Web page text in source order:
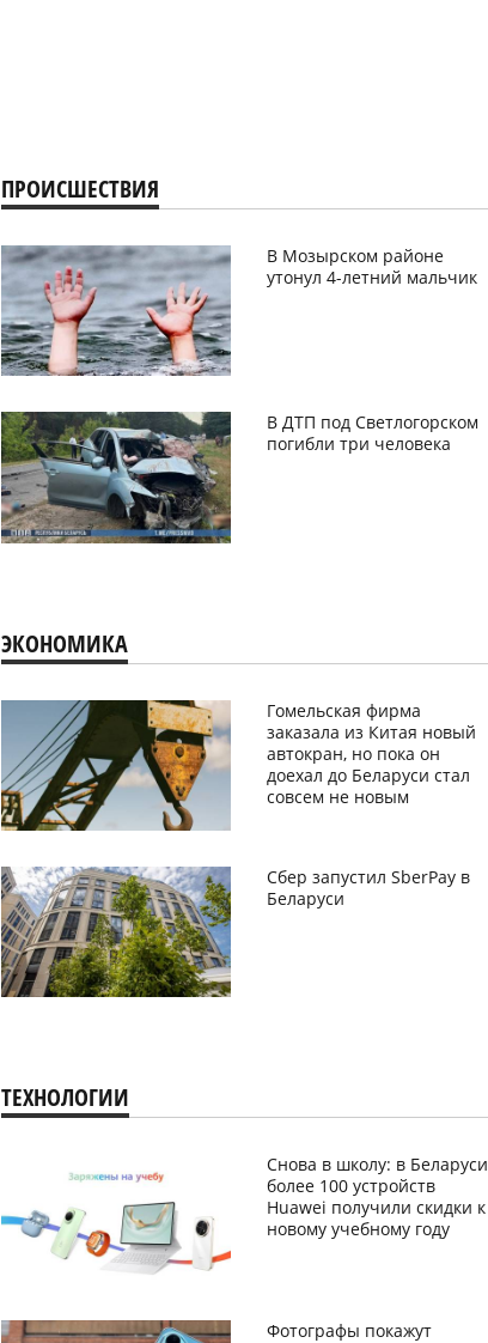
ПРОИСШЕСТВИЯ
В Мозырском районе
утонул 4-летний мальчик
В ДТП под Светлогорском
погибли три человека
ЭКОНОМИКА
Гомельская фирма
заказала из Китая новый
автокран, но пока он
доехал до Беларуси стал
совсем не новым
Сбер запустил SberPay в
Беларуси
ТЕХНОЛОГИИ
Снова в школу: в Беларуси
более 100 устройств
Huawei получили скидки к
новому учебному году
Фотографы покажут